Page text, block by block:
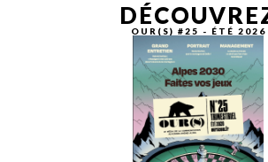
OUR(S) #25 - ÉTÉ 2026